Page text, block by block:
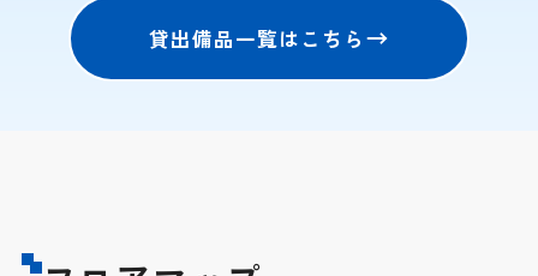
貸出備品一覧はこちら